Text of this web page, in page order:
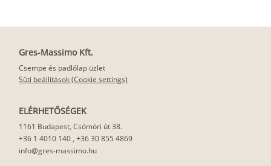
Gres-Massimo Kft.
Csempe és padlólap üzlet
Süti beállítások (Cookie settings)
ELÉRHETŐSÉGEK
1161 Budapest, Csömöri út 38.
+36 1 4010 140 , +36 30 855 4869
info@gres-massimo.hu